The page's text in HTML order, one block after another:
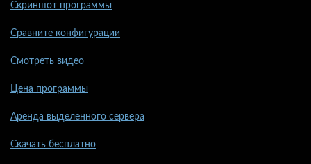
Скриншот программы
Сравните конфигурации
Смотреть видео
Цена программы
Аренда выделенного сервера
Скачать бесплатно